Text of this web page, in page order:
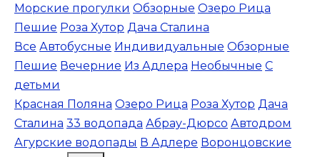
Морские прогулки Обзорные Озеро Рица
Пешие Роза Хутор Дача Сталина
Все Автобусные Индивидуальные Обзорные
Пешие Вечерние Из Адлера Необычные С
детьми
Красная Поляна Озеро Рица Роза Хутор Дача
Сталина 33 водопада Абрау-Дюрсо Автодром
Агурские водопады В Адлере Воронцовские